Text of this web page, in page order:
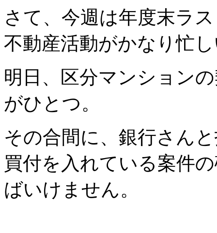
さて、今週は年度末ラ
不動産活動がかなり忙
明日、区分マンション
がひとつ。
その合間に、銀行さん
買付を入れている案件
ばいけません。